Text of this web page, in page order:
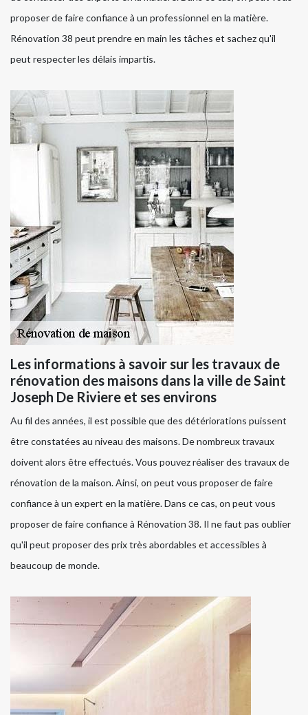
proposer de faire confiance à un professionnel en la matière.
Rénovation 38 peut prendre en main les tâches et sachez qu'il
peut respecter les délais impartis.
Les informations à savoir sur les travaux de
rénovation des maisons dans la ville de Saint
Joseph De Riviere et ses environs
Au fil des années, il est possible que des détériorations puissent
être constatées au niveau des maisons. De nombreux travaux
doivent alors être effectués. Vous pouvez réaliser des travaux de
rénovation de la maison. Ainsi, on peut vous proposer de faire
confiance à un expert en la matière. Dans ce cas, on peut vous
proposer de faire confiance à Rénovation 38. Il ne faut pas oublier
qu'il peut proposer des prix très abordables et accessibles à
beaucoup de monde.